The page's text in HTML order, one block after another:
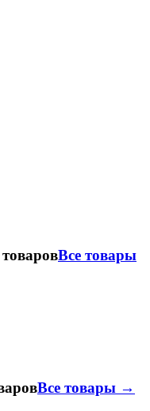
Все товары
Все товары →